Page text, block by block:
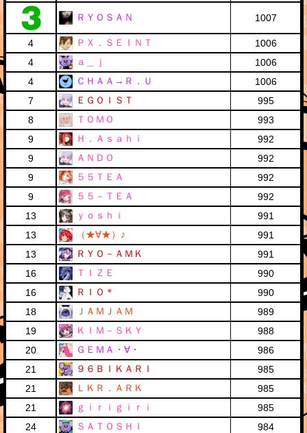
ＲＹＯＳＡＮ 1007
4 ＰＸ．ＳＥＩＮＴ
1006
4
ａ＿ｊ
1006
4
ＣＨＡＡ→Ｒ．Ｕ
1006
7
ＥＧＯＩＳＴ
995
8
ＴＯＭＯ
993
9
Ｈ．Ａｓａｈｉ
992
9
ＡＮＤＯ
992
9
５５ＴＥＡ
992
9
５５－ＴＥＡ
992
13
ｙｏｓｈｉ
991
13
（★∀★）♪
991
13
ＲＹＯ－ＡＭＫ
991
16
ＴＩＺＥ
990
16
ＲＩＯ＊
990
18
ＪＡＭＪＡＭ
989
19
ＫＩＭ－ＳＫＹ
988
20
ＧＥＭＡ・∀・
986
21
９６ＢＩＫＡＲＩ
985
21
ＬＫＲ．ＡＲＫ
985
21
ｇｉｒｉｇｉｒｉ
985
24
ＳＡＴＯＳＨＩ
984